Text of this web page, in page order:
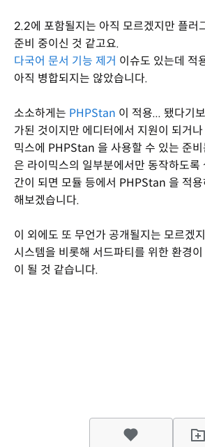
2.2에 포함될지는 아직 모르겠지만 플러
준비 중이신 것 같고요.
다국어 문서 기능 제거 이슈도 있는데 적
아직 병합되지는 않았습니다.
소소하게는 PHPStan 이 적용... 됐다기
가된 것이지만 에디터에서 지원이 되거
믹스에 PHPStan 을 사용할 수 있는 준
은 라이믹스의 일부분에서만 동작하도록
간이 되면 모듈 등에서 PHPStan 을 적
해보겠습니다.
이 외에도 또 무언가 공개될지는 모르겠
시스템을 비롯해 서드파티를 위한 환경
이 될 것 같습니다.